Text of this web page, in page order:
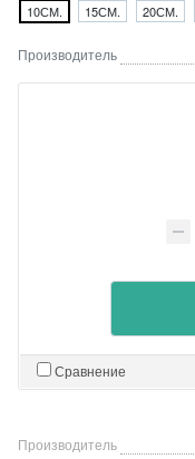
10СМ. 15СМ. 20СМ.
Производитель
Сравнение
Производитель